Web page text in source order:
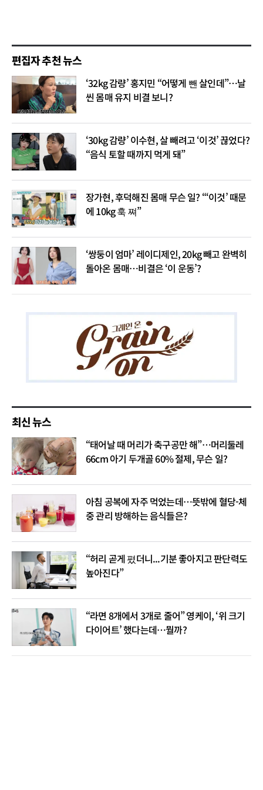
편집자 추천 뉴스
‘32kg 감량’ 홍지민 “어떻게 뺀 살인데”…날
씬 몸매 유지 비결 보니?
‘30kg 감량’ 이수현, 살 빼려고 ‘이것’ 끊었다?
“음식 토할 때까지 먹게 돼”
장가현, 후덕해진 몸매 무슨 일? “‘이것’ 때문
에 10kg 훅 쪄”
‘쌍둥이 엄마’ 레이디제인, 20kg 빼고 완벽히
돌아온 몸매…비결은 ‘이 운동’?
최신 뉴스
“태어날 때 머리가 축구공만 해”…머리둘레
66cm 아기 두개골 60% 절제, 무슨 일?
아침 공복에 자주 먹었는데…뜻밖에 혈당-체
중 관리 방해하는 음식들은?
“허리 곧게 폈더니...기분 좋아지고 판단력도
높아진다”
“라면 8개에서 3개로 줄어” 영케이, ‘위 크기
다이어트’ 했다는데…뭘까?